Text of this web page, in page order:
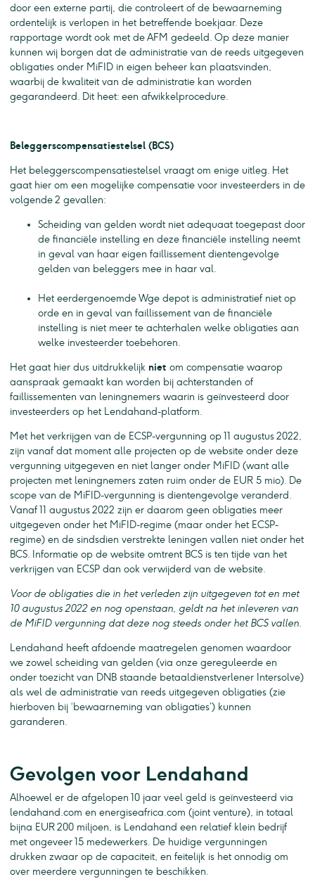
door een externe partij, die controleert of de bewaarneming
ordentelijk is verlopen in het betreffende boekjaar. Deze
rapportage wordt ook met de AFM gedeeld. Op deze manier
kunnen wij borgen dat de administratie van de reeds uitgegeven
obligaties onder MiFID in eigen beheer kan plaatsvinden,
waarbij de kwaliteit van de administratie kan worden
gegarandeerd. Dit heet: een afwikkelprocedure.
Beleggerscompensatiestelsel (BCS)
Het beleggerscompensatiestelsel vraagt om enige uitleg. Het
gaat hier om een mogelijke compensatie voor investeerders in de
volgende 2 gevallen:
Scheiding van gelden wordt niet adequaat toegepast door
de financiële instelling en deze financiële instelling neemt
in geval van haar eigen faillissement dientengevolge
gelden van beleggers mee in haar val.
Het eerdergenoemde Wge depot is administratief niet op
orde en in geval van faillissement van de financiële
instelling is niet meer te achterhalen welke obligaties aan
welke investeerder toebehoren.
Het gaat hier dus uitdrukkelijk niet om compensatie waarop
aanspraak gemaakt kan worden bij achterstanden of
faillissementen van leningnemers waarin is geïnvesteerd door
investeerders op het Lendahand-platform.
Met het verkrijgen van de ECSP-vergunning op 11 augustus 2022,
zijn vanaf dat moment alle projecten op de website onder deze
vergunning uitgegeven en niet langer onder MiFID (want alle
projecten met leningnemers zaten ruim onder de EUR 5 mio). De
scope van de MiFID-vergunning is dientengevolge veranderd.
Vanaf 11 augustus 2022 zijn er daarom geen obligaties meer
uitgegeven onder het MiFID-regime (maar onder het ECSP-
regime) en de sindsdien verstrekte leningen vallen niet onder het
BCS. Informatie op de website omtrent BCS is ten tijde van het
verkrijgen van ECSP dan ook verwijderd van de website.
Voor de obligaties die in het verleden zijn uitgegeven tot en met
10 augustus 2022 en nog openstaan, geldt na het inleveren van
de MiFID vergunning dat deze nog steeds onder het BCS vallen.
Lendahand heeft afdoende maatregelen genomen waardoor
we zowel scheiding van gelden (via onze gereguleerde en
onder toezicht van DNB staande betaaldienstverlener Intersolve)
als wel de administratie van reeds uitgegeven obligaties (zie
hierboven bij ‘bewaarneming van obligaties’) kunnen
garanderen.
Gevolgen voor Lendahand
Alhoewel er de afgelopen 10 jaar veel geld is geïnvesteerd via
lendahand.com en energiseafrica.com (joint venture), in totaal
bijna EUR 200 miljoen, is Lendahand een relatief klein bedrijf
met ongeveer 15 medewerkers. De huidige vergunningen
drukken zwaar op de capaciteit, en feitelijk is het onnodig om
over meerdere vergunningen te beschikken.